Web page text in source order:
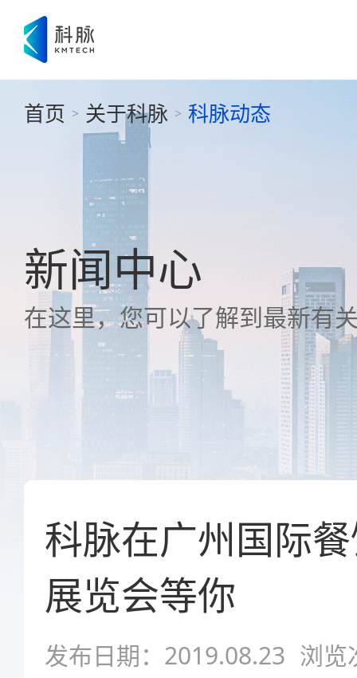
首页 > 关于科脉 > 科脉动态
新闻中心
在这里，您可以了解到最新有
科脉在广州国际
展览会等你
发布日期：2019.08.23 浏览